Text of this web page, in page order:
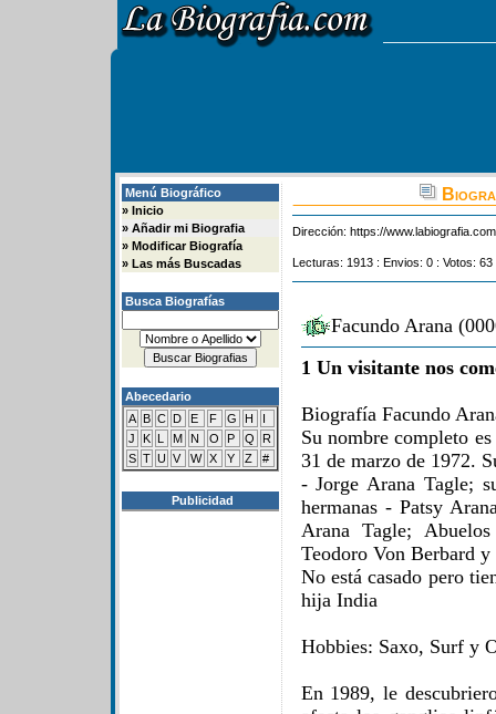
Menú Biográfico
» Inicio
» Añadir mi Biografia
» Modificar Biografía
» Las más Buscadas
Busca Biografías
Abecedario
A B C D E F G H
I
J
K L M N O P Q
R
S T U V W X Y Z #
Publicidad
Dirección: https://
Lecturas: 1913 : Envios: 0 : Votos:
Facundo Arana
1 Un visitante nos
Biografía Facundo
Su nombre completo
31 de marzo de 1972.
- Jorge Arana Tagle;
hermanas - Patsy
Arana Tagle;
Teodoro Von Berbard
No está casado pero
hija India
Hobbies: Saxo, Surf y
En 1989, le